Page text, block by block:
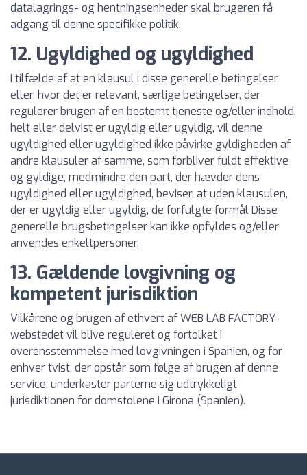
datalagrings- og hentningsenheder skal brugeren få
adgang til denne specifikke politik.
12. Ugyldighed og ugyldighed
I tilfælde af at en klausul i disse generelle betingelser
eller, hvor det er relevant, særlige betingelser, der
regulerer brugen af en bestemt tjeneste og/eller indhold,
helt eller delvist er ugyldig eller ugyldig, vil denne
ugyldighed eller ugyldighed ikke påvirke gyldigheden af
andre klausuler af samme, som forbliver fuldt effektive
og gyldige, medmindre den part, der hævder dens
ugyldighed eller ugyldighed, beviser, at uden klausulen,
der er ugyldig eller ugyldig, de forfulgte formål Disse
generelle brugsbetingelser kan ikke opfyldes og/eller
anvendes enkeltpersoner.
13. Gældende lovgivning og
kompetent jurisdiktion
Vilkårene og brugen af ethvert af WEB LAB FACTORY-
webstedet vil blive reguleret og fortolket i
overensstemmelse med lovgivningen i Spanien, og for
enhver tvist, der opstår som følge af brugen af denne
service, underkaster parterne sig udtrykkeligt
jurisdiktionen for domstolene i Girona (Spanien).